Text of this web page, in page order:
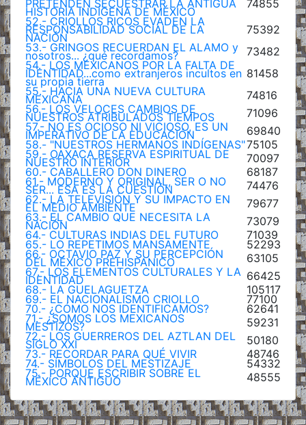
PRETENDEN SECUESTRAR LA ANTIGUA
HISTORIA INDÍGENA DE MÉXICO
74855
52.- CRIOLLOS RICOS EVADEN LA
RESPONSABILIDAD SOCIAL DE LA
NACIÓN
75392
53.- GRINGOS RECUERDAN EL ALAMO y
nosotros... ¿qué recordamos?
73482
54.- LOS MEXICANOS POR LA FALTA DE
IDENTIDAD...como extranjeros incultos en
su propia tierra
81458
55.- HACIA UNA NUEVA CULTURA
MEXICANA
74816
56.- LOS VELOCES CAMBIOS DE
NUESTROS ATRIBULADOS TIEMPOS
71096
57.- NO ES OCIOSO NI VICIOSO, ES UN
IMPERATIVO DE LA EDUCACIÓN
69840
58.- "NUESTROS HERMANOS INDÍGENAS"75105
59.- OAXACA RESERVA ESPIRITUAL DE
NUESTRO INTERIOR
70097
60.- CABALLERO DON DINERO
68187
61.- MODERNO Y ORIGINAL, SER O NO
SER... ESA ES LA CUESTIÓN
74476
62.- LA TELEVISIÓN Y SU IMPACTO EN
EL MEDIO AMBIENTE
79677
63.- EL CAMBIO QUE NECESITA LA
NACIÓN
73079
64.- CULTURAS INDIAS DEL FUTURO
71039
65.- LO REPETIMOS MANSAMENTE 52293
66.- OCTAVIO PAZ Y SU PERCEPCIÓN
DEL MÉXICO PREHISPANICO
63105
67.- LOS ELEMENTOS CULTURALES Y LA
IDENTIDAD
66425
68.- LA GUELAGUETZA
105117
69.- EL NACIONALISMO CRIOLLO 77100
70.- ¿CÓMO NOS IDENTIFICAMOS? 62641
71.- ¿SOMOS LOS MEXICANOS
MESTIZOS?
59231
72.- LOS GUERREROS DEL AZTLAN DEL
SIGLO XXI
50180
73.- RECORDAR PARA QUÉ VIVIR
48746
74.- SÍMBOLOS DEL MESTIZAJE 54332
75.- PORQUE ESCRIBIR SOBRE EL
MÉXICO ANTIGUO 48555